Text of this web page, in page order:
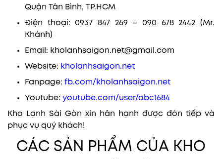
Quận Tân Bình, TP.HCM
Điện thoại: 0937 847 269 – 090 678 2442 (Mr.
Khánh)
Email: kholanhsaigon.net@gmail.com
Website: kholanhsaigon.net
Fanpage: fb.com/kholanhsaigon.net
Youtube: youtube.com/user/abc1684
Kho Lạnh Sài Gòn xin hân hạnh được đón tiếp và
phục vụ quý khách!
CÁC SẢN PHẨM CỦA KHO